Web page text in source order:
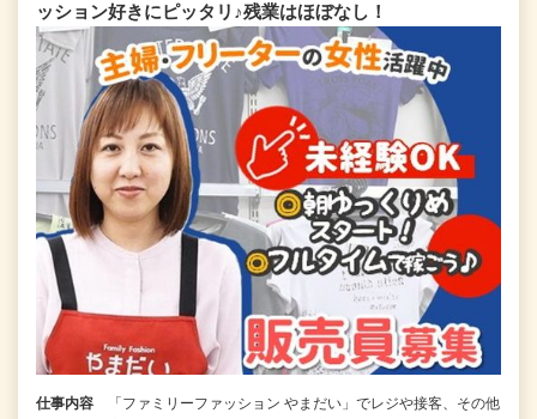
ッション好きにピッタリ♪残業はほぼなし！
仕事内容
「ファミリーファッション やまだい」でレジや接客、その他